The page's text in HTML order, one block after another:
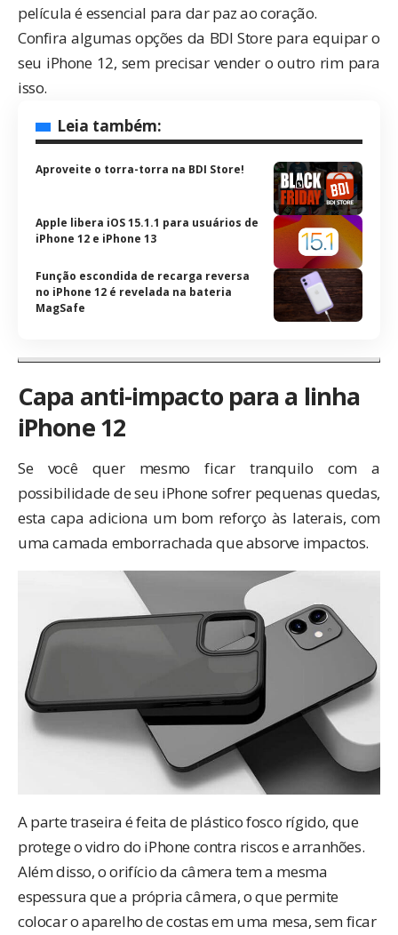
película é essencial para dar paz ao coração.
Confira algumas opções da BDI Store para equipar o
seu iPhone 12, sem precisar vender o outro rim para
isso.
Leia também:
Aproveite o torra-torra na BDI Store!
Apple libera iOS 15.1.1 para usuários de
iPhone 12 e iPhone 13
Função escondida de recarga reversa
no iPhone 12 é revelada na bateria
MagSafe
Capa anti-impacto para a linha
iPhone 12
Se você quer mesmo ficar tranquilo com a
possibilidade de seu iPhone sofrer pequenas quedas,
esta capa adiciona um bom reforço às laterais, com
uma camada emborrachada que absorve impactos.
A parte traseira é feita de plástico fosco rígido, que
protege o vidro do iPhone contra riscos e arranhões.
Além disso, o orifício da câmera tem a mesma
espessura que a própria câmera, o que permite
colocar o aparelho de costas em uma mesa, sem ficar